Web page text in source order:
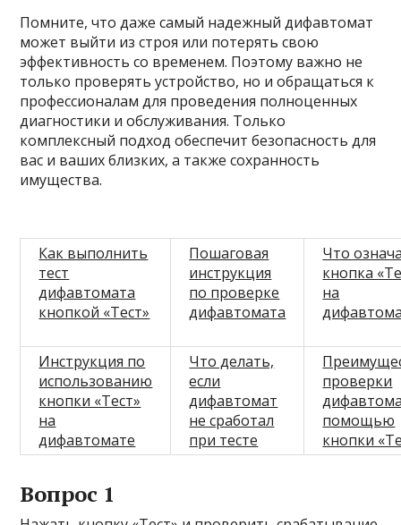
Помните, что даже самый надежный дифавтомат
может выйти из строя или потерять свою
эффективность со временем. Поэтому важно не
только проверять устройство, но и обращаться к
профессионалам для проведения полноценных
диагностики и обслуживания. Только
комплексный подход обеспечит безопасность для
вас и ваших близких, а также сохранность
имущества.
Как выполнить
тест
дифавтомата
кнопкой «Тест»
Пошаговая
инструкция
по проверке
дифавтомата
Что
кнопка
на
Инструкция по
использованию
кнопки «Тест»
на
дифавтомате
Что делать,
если
дифавтомат
не сработал
при тесте
проверки
помощью
кнопки
Вопрос 1